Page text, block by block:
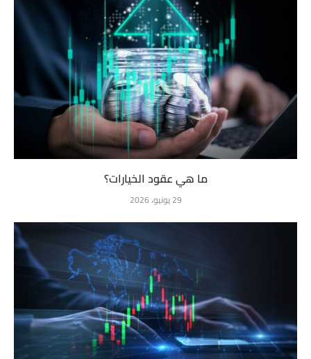
ما هي عقود الخيارات؟
29 يونيو، 2026